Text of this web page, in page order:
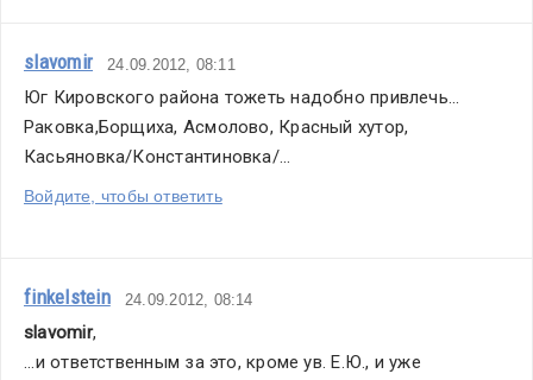
slavomir 24.09.2012, 08:11
Юг Кировского района тожеть надобно привлечь...
Раковка,Борщиха, Асмолово, Красный хутор,
Касьяновка/Константиновка/...
Войдите, чтобы ответить
finkelstein 24.09.2012, 08:14
slavomir,
...и ответственным за это, кроме ув. Е.Ю., и уже